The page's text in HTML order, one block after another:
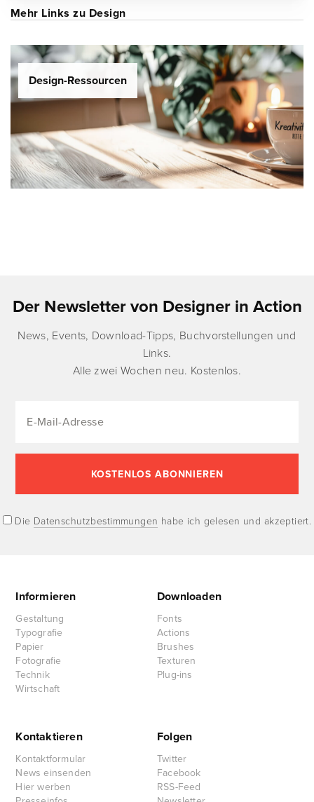
Mehr Links zu Design
Design-Ressourcen
Der Newsletter von Designer in Action
News, Events, Download-Tipps, Buchvorstellungen und
Links.
Alle zwei Wochen neu. Kostenlos.
Die Datenschutzbestimmungen habe ich gelesen und akzeptiert.
Informieren
Gestaltung
Typografie
Papier
Fotografie
Technik
Wirtschaft
Downloaden
Fonts
Actions
Brushes
Texturen
Plug-ins
Kontaktieren
Kontaktformular
News einsenden
Hier werben
Folgen
Twitter
Facebook
RSS-Feed